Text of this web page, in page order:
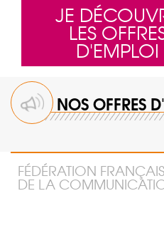
JE
LES
D'EMPLOI
NOS OFFRES
FÉDÉRATION
DE LA